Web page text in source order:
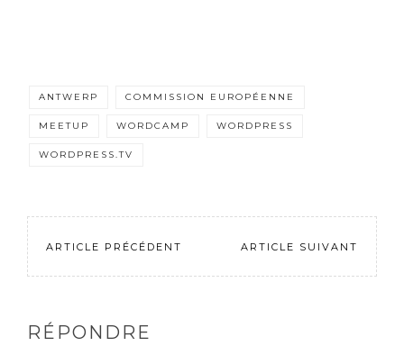
ANTWERP COMMISSION EUROPÉENNE
MEETUP WORDCAMP WORDPRESS
WORDPRESS.TV
ARTICLE PRÉCÉDENT ARTICLE SUIVANT
RÉPONDRE